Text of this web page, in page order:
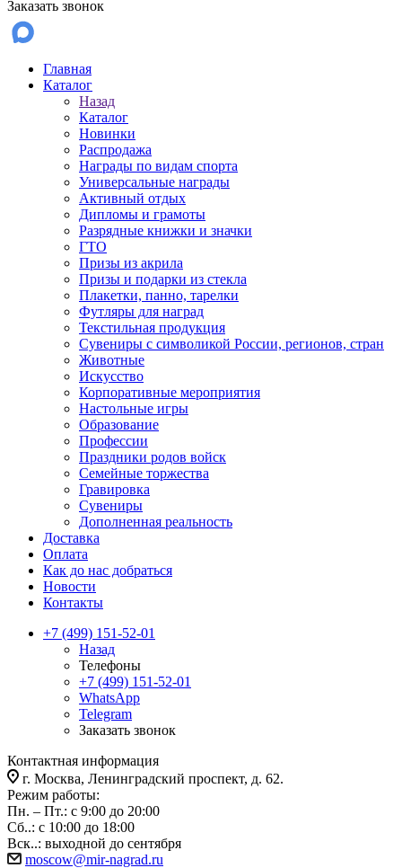
Заказать звонок
Главная
Каталог
Назад
Каталог
Новинки
Распродажа
Награды по видам спорта
Универсальные награды
Активный отдых
Дипломы и грамоты
Разрядные книжки и значки
ГТО
Призы из акрила
Призы и подарки из стекла
Плакетки, панно, тарелки
Футляры для наград
Текстильная продукция
Сувениры с символикой России, регионов, стран
Животные
Искусство
Корпоративные мероприятия
Настольные игры
Образование
Профессии
Праздники родов войск
Семейные торжества
Гравировка
Сувениры
Дополненная реальность
Доставка
Оплата
Как до нас добраться
Новости
Контакты
+7 (499) 151-52-01
Назад
Телефоны
+7 (499) 151-52-01
WhatsApp
Telegram
Заказать звонок
Контактная информация
г. Москва, Ленинградский проспект, д. 62.
Режим работы:
Пн. – Пт.: с 9:00 до 20:00
Сб..: с 10:00 до 18:00
Вск..: выходной до сентября
moscow@mir-nagrad.ru